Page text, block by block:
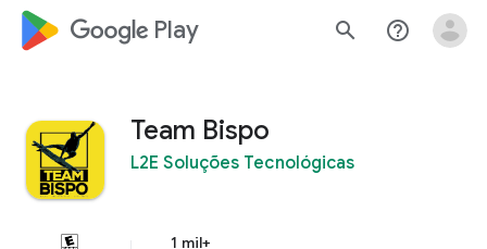
google_logo Play search help_outline
Team Bispo
L2E Soluções Tecnológicas
1 mil+